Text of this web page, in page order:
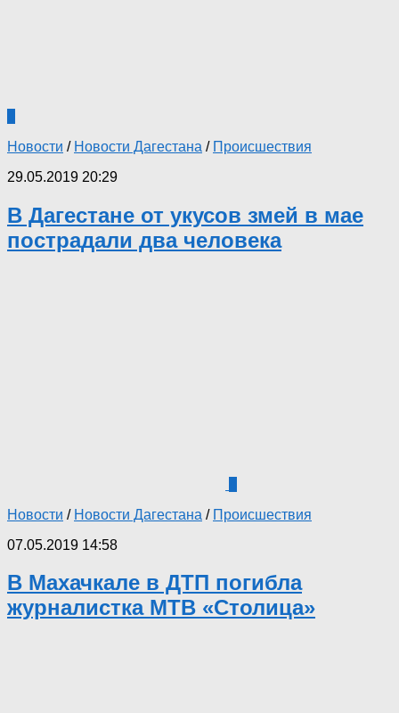
Новости / Новости Дагестана / Происшествия
29.05.2019 20:29
В Дагестане от укусов змей в мае
пострадали два человека
Новости / Новости Дагестана / Происшествия
07.05.2019 14:58
В Махачкале в ДТП погибла
журналистка МТВ «Столица»